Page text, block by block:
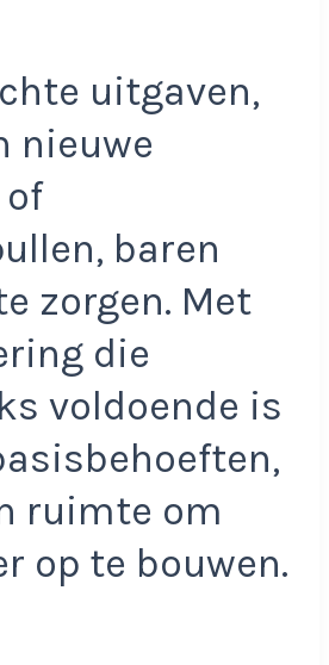
uitgaven,
nieuwe
baren
zorgen. Met
die
voldoende is
ruimte om
op te bouwen.